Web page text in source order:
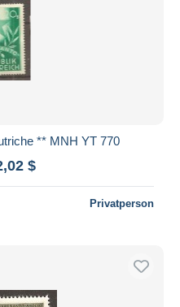
** MNH YT 770
$
Privatperson